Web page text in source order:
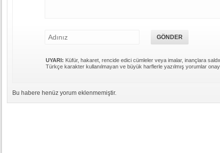
UYARI: Küfür, hakaret, rencide edici cümleler veya imalar, inançlara
Türkçe karakter kullanılmayan ve büyük harflerle yazılmış yorumlar
Bu habere henüz yorum eklenmemiştir.